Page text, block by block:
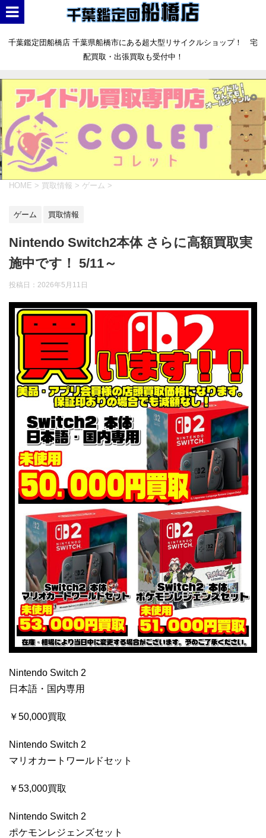
千葉鑑定団船橋店 千葉県船橋市にある超大型リサイクルショップ！ 宅
配買取・出張買取も受付中！
HOME > 買取情報 > ゲーム >
ゲーム 買取情報
Nintendo Switch2本体 さらに高額買取実
施中です！ 5/11～
投稿日： 2026年5月11日
Nintendo Switch 2
日本語・国内専用
￥50,000買取
Nintendo Switch 2
マリオカートワールドセット
￥53,000買取
Nintendo Switch 2
ポケモンレジェンズセット